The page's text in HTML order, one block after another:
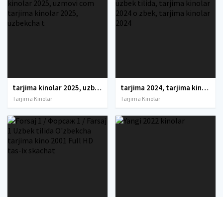
tarjima kinolar 2025, uzbek tarjima kinolar 2025, tarjima kinolar uzbek tilida 2025, tarjima kinolar o zbek 2025, tarjima kinolar o zbek tilida 2025, yangi tarjima kinolar 2025, uzmovi tarjima kinolar 2025, uzmovi com tarjima kinolar 2025, uzbekcha t
Tarjima Kinolar
tarjima 2024, tarjima kinolar 2024, uzbek tarjima 2024, tarjima kinolar tilida tilida 2024, uzbek tilida tarjima 2024, kino tarjima 2024, uzbek tarjima kinolar 2024, tarjima kinolar 2024 uzbek tilida, tarjima kinolar 2024 o zbek, tarjima kinolar 2024
Tarjima Kinolar